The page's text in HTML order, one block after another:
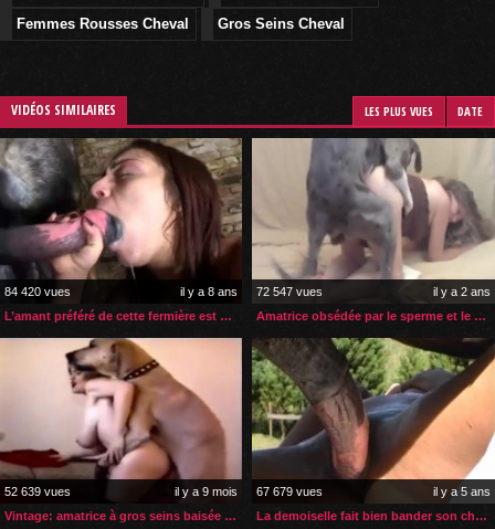
Femmes Rousses Cheval
Gros Seins Cheval
VIDÉOS SIMILAIRES LES PLUS VUES DATE
84 420 vues
il y a 8 ans
L’amant préféré de cette fermière est son énorme cheval
72 547 vues
il y a 2 ans
Amatrice obsédée par le sperme et le sexe de ses chiens
52 639 vues
il y a 9 mois
Vintage: amatrice à gros seins baisée par son chien
67 679 vues
il y a 5 ans
La demoiselle fait bien bander son cheval avant le sexe extrême